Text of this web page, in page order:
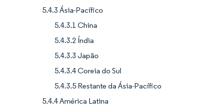
5.4.3 Ásia-Pacífico
5.4.3.1 China
5.4.3.2 Índia
5.4.3.3 Japão
5.4.3.4 Coreia do Sul
5.4.3.5 Restante da Ásia-Pacífico
5.4.4 América Latina